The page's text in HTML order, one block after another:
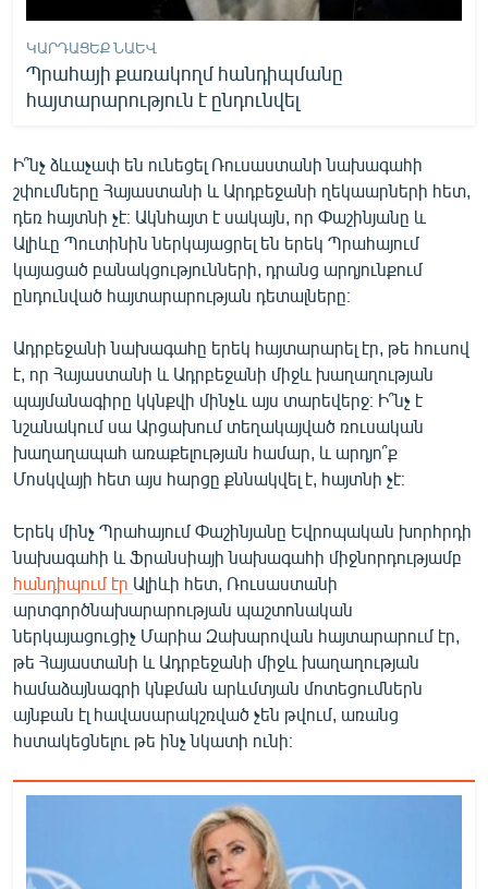
ԿԱՐԴԱՑԵՔ ՆԱԵՎ
Պրահայի քառակողմ հանդիպմանը
հայտարարություն է ընդունվել
Ի՞նչ ձևաչափ են ունեցել Ռուսաստանի նախագահի
շփումները Հայաստանի և Արդբեջանի ղեկաարների հետ,
դեռ հայտնի չէ։ Ակնհայտ է սակայն, որ Փաշինյանը և
Ալիևը Պուտինին ներկայացրել են երեկ Պրահայում
կայացած բանակցությունների, դրանց արդյունքում
ընդունված հայտարարության դետալները։
Ադրբեջանի նախագահը երեկ հայտարարել էր, թե հուսով
է, որ Հայաստանի և Ադրբեջանի միջև խաղաղության
պայմանագիրը կկնքվի մինչև այս տարեվերջ։ Ի՞նչ է
նշանակում սա Արցախում տեղակայված ռուսական
խաղաղապահ առաքելության համար, և արդյո՞ք
Մոսկվայի հետ այս հարցը քննակվել է, հայտնի չէ։
Երեկ մինչ Պրահայում Փաշինյանը Եվրոպական խորհրդի
նախագահի և Ֆրանսիայի նախագահի միջնորդությամբ
հանդիպում էր Ալիևի հետ, Ռուսաստանի
արտգործնախարարության պաշտոնական
ներկայացուցիչ Մարիա Զախարովան հայտարարում էր,
թե Հայաստանի և Ադրբեջանի միջև խաղաղության
համաձայնագրի կնքման արևմտյան մոտեցումներն
այնքան էլ հավասարակշռված չեն թվում, առանց
հստակեցնելու թե ինչ նկատի ունի։